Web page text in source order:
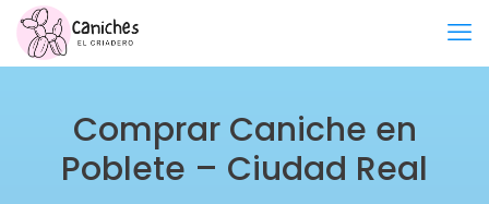
Comprar Caniche en
Poblete – Ciudad Real